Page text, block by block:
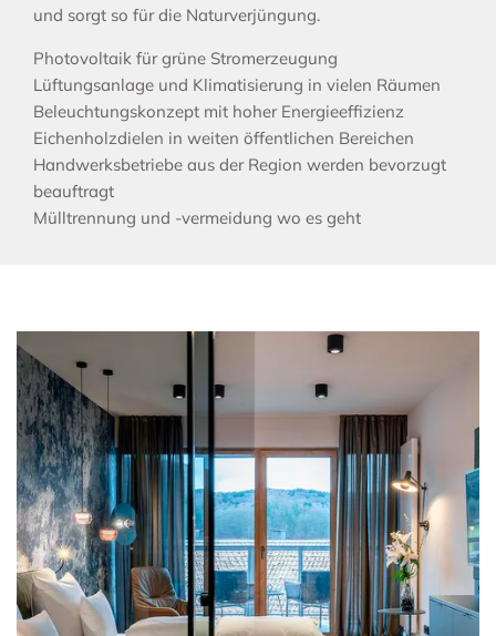
und sorgt so für die Naturverjüngung.
Photovoltaik für grüne Stromerzeugung
Lüftungsanlage und Klimatisierung in vielen Räumen
Beleuchtungskonzept mit hoher Energieeffizienz
Eichenholzdielen in weiten öffentlichen Bereichen
Handwerksbetriebe aus der Region werden bevorzugt
beauftragt
Mülltrennung und -vermeidung wo es geht